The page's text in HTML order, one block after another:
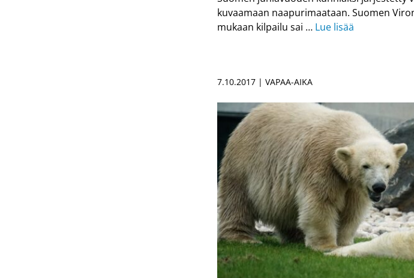
kuvaamaan naapurimaataan. Suomen
mukaan kilpailu sai … Lue lisää
7.10.2017 | VAPAA-AIKA